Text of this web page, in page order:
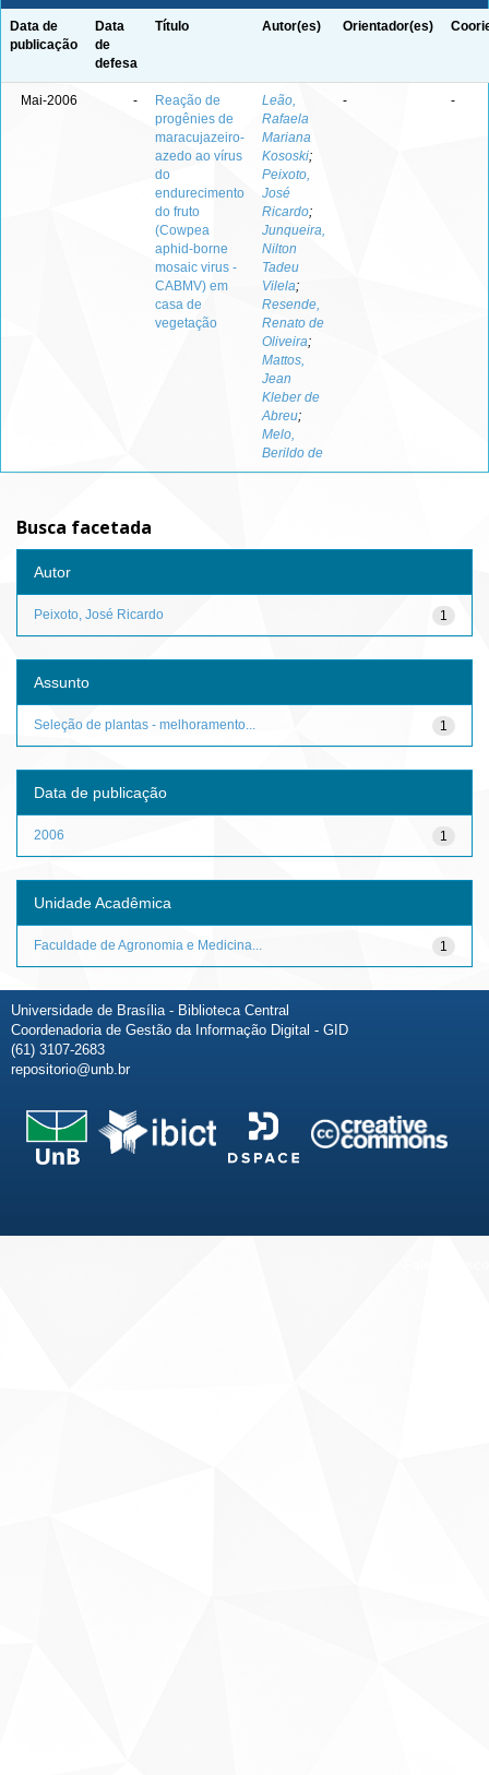
Data de
publicação
Data
de
defesa
Título Autor(es) Orientador(es)
Mai-2006 -
Reação de
progênies de
maracujazeiro-
azedo ao vírus
do
endurecimento
do fruto
(Cowpea
aphid-borne
mosaic virus -
CABMV) em
casa de
vegetação
Leão,
Rafaela
Mariana
Kososki;
Peixoto,
José
Ricardo;
Junqueira,
Nilton
Tadeu
Vilela;
Resende,
Renato de
Oliveira;
Mattos,
Jean
Kleber de
Abreu;
Melo,
Berildo de
- -
Busca facetada
Autor
1
Peixoto, José Ricardo
Assunto
1
Seleção de plantas - melhoramento...
Data de publicação
1
2006
Unidade Acadêmica
1
Faculdade de Agronomia e Medicina...
Universidade de Brasília - Biblioteca Central
Coordenadoria de Gestão da Informação Digital - GID
(61) 3107-2683
repositorio@unb.br